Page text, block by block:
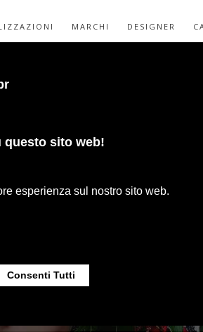
MARCHI DESIGNER
FILO
PADOVA,
MISSONI,
OLUCE.